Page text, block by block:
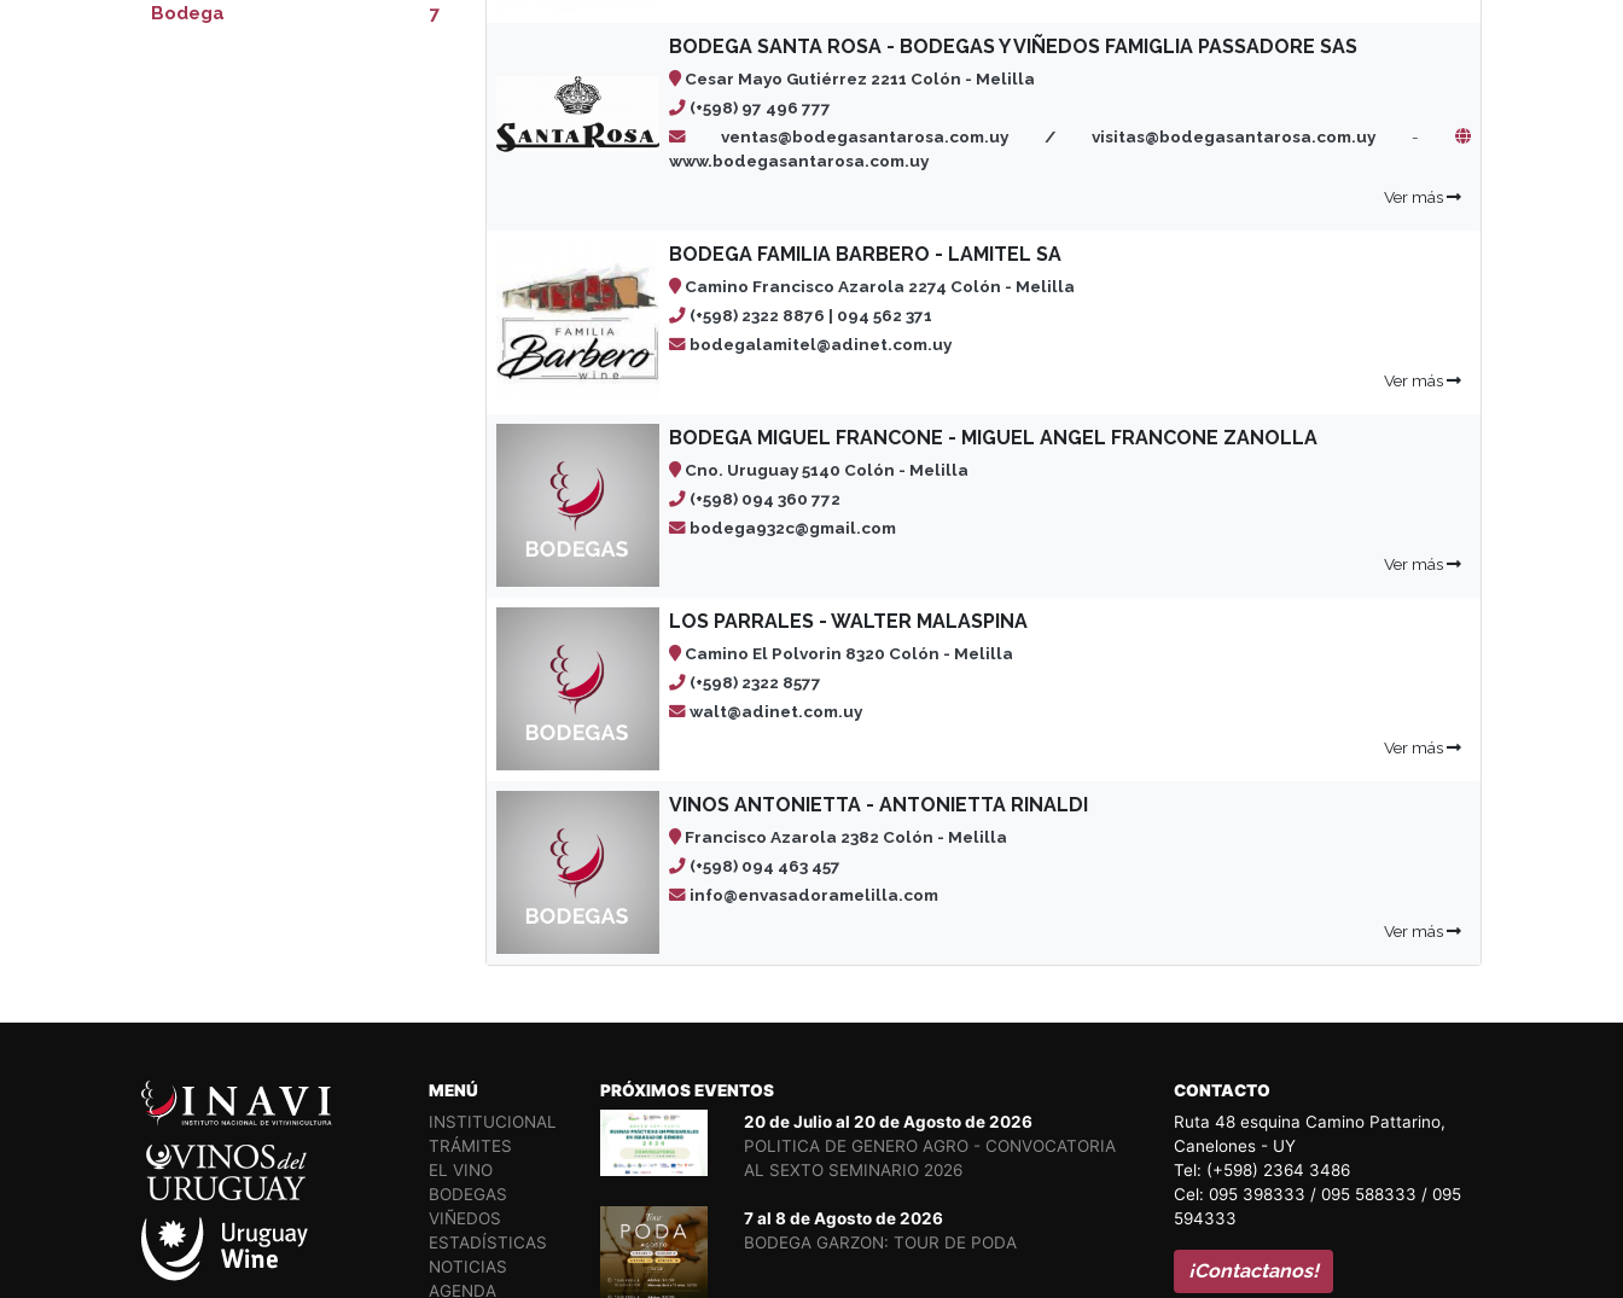
BODEGA SANTA ROSA - BODEGAS Y VIÑEDOS FAMIGLIA PASSADORE SAS
Cesar Mayo Gutiérrez 2211 Colón - Melilla
(+598) 97 496 777
ventas@bodegasantarosa.com.uy / visitas@bodegasantarosa.com.uy-
www.bodegasantarosa.com.uy
Ver más
BODEGA FAMILIA BARBERO - LAMITEL SA
Camino Francisco Azarola 2274 Colón - Melilla
(+598) 2322 8876 | 094 562 371
bodegalamitel@adinet.com.uy
Ver más
BODEGA MIGUEL FRANCONE - MIGUEL ANGEL FRANCONE ZANOLLA
Cno. Uruguay 5140 Colón - Melilla
(+598) 094 360 772
bodega932c@gmail.com
Ver más
LOS PARRALES - WALTER MALASPINA
Camino El Polvorin 8320 Colón - Melilla
(+598) 2322 8577
walt@adinet.com.uy
Ver más
VINOS ANTONIETTA - ANTONIETTA RINALDI
Francisco Azarola 2382 Colón - Melilla
(+598) 094 463 457
info@envasadoramelilla.com
Ver más
Bodega 7
MENÚ
INSTITUCIONAL
TRÁMITES
EL VINO
BODEGAS
VIÑEDOS
ESTADÍSTICAS
NOTICIAS
AGENDA
PRÓXIMOS EVENTOS
20 de Julio al 20 de Agosto de 2026
POLITICA DE GENERO AGRO - CONVOCATORIA
AL SEXTO SEMINARIO 2026
7 al 8 de Agosto de 2026
BODEGA GARZON: TOUR DE PODA
CONTACTO
Ruta 48 esquina Camino Pattarino,
Canelones - UY
Tel: (+598) 2364 3486
Cel: 095 398333 / 095 588333 / 095
594333
¡Contactanos!